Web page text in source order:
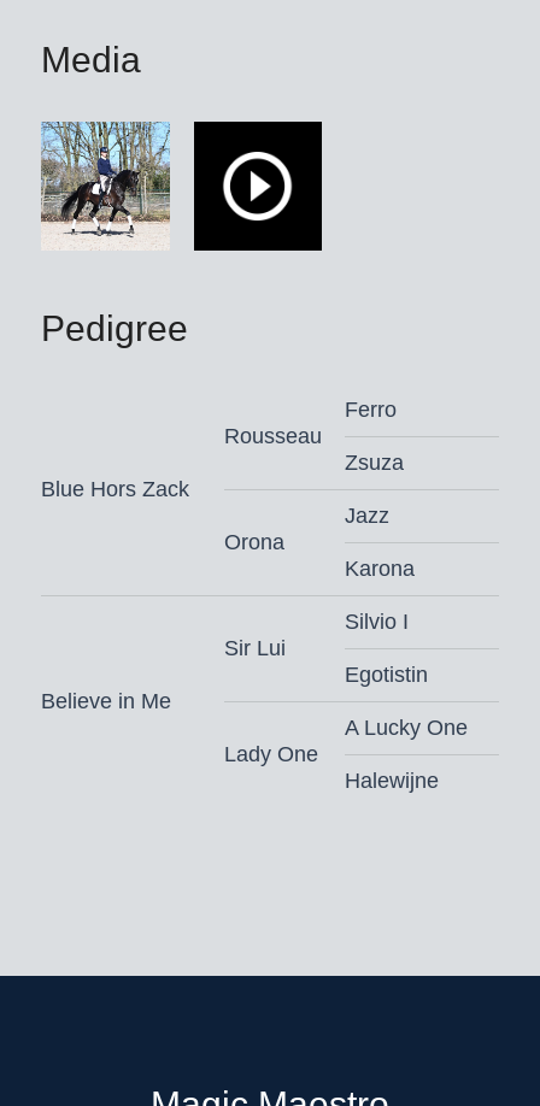
Media
Pedigree
Blue Hors Zack
Rousseau
Ferro
Zsuza
Orona
Jazz
Karona
Believe in Me
Sir Lui
Silvio I
Egotistin
Lady One
A Lucky One
Halewijne